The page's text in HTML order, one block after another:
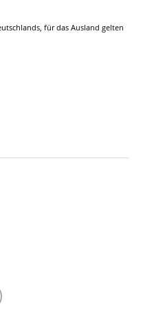
für das Ausland gelten